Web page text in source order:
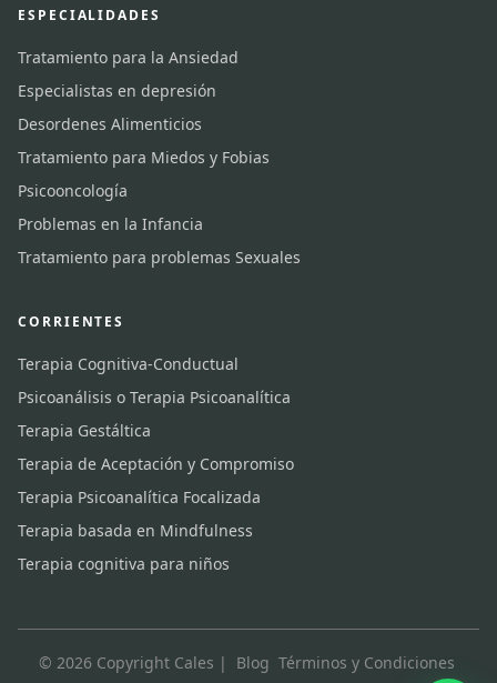
ESPECIALIDADES
Tratamiento para la Ansiedad
Especialistas en depresión
Desordenes Alimenticios
Tratamiento para Miedos y Fobias
Psicooncología
Problemas en la Infancia
Tratamiento para problemas Sexuales
CORRIENTES
Terapia Cognitiva-Conductual
Psicoanálisis o Terapia Psicoanalítica
Terapia Gestáltica
Terapia de Aceptación y Compromiso
Terapia Psicoanalítica Focalizada
Terapia basada en Mindfulness
Terapia cognitiva para niños
© 2026 Copyright Cales | Blog Términos y Condiciones